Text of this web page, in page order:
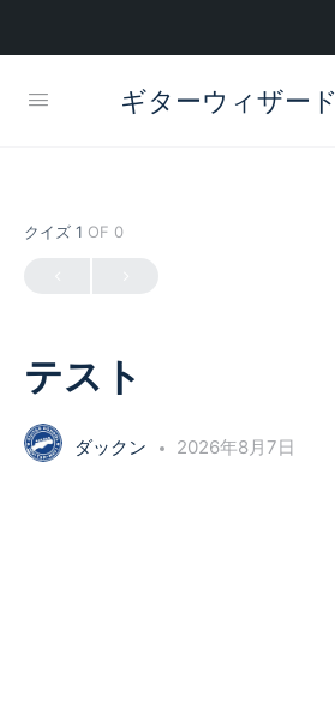
ギターウィザード
クイズ 1 OF 0
テスト
ダックン 2026年8月7日